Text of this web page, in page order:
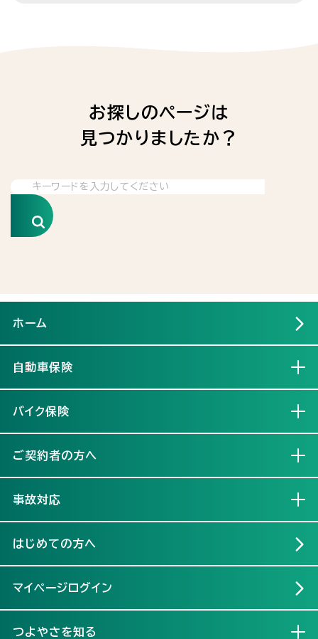
お探しのページは
見つかりましたか？
検索
ホーム
自動車保険
バイク保険
ご契約者の方へ
事故対応
はじめての方へ
マイページログイン
つよやさを知る